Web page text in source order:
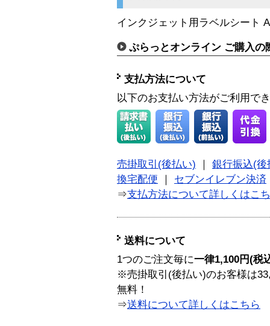
インクジェット用ラベルシート
ぷらっとオンライン ご購入の
支払方法について
以下のお支払い方法がご利用で
売掛取引(後払い)
銀行振込(後
換宅配便
セブンイレブン決済
⇒支払方法について詳しくはこ
送料について
1つのご注文毎に一律1,100円(税
※売掛取引(後払い)のお客様は
無料！
⇒送料について詳しくはこちら